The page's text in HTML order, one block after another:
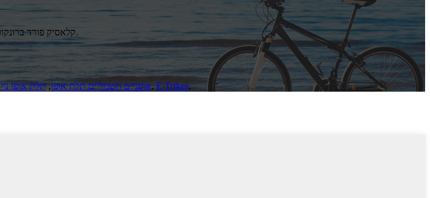
הלוגו של פורד ושם ברונקו הם רכושה של חברת Ford Motor Company.קלאסיק פורד ברונקוס אינו מזוהה עם חברת פורד מוטור.
אופניים חשמליים תלת אופן,תלת אופן ,E Trikes,